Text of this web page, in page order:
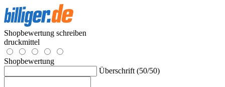
Shopbewertung schreiben
druckmittel
Shopbewertung
Überschrift (50/50)